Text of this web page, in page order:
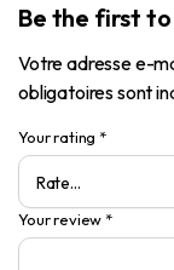
Be the first to
Votre adresse e-
obligatoires sont
Your rating *
Your review *